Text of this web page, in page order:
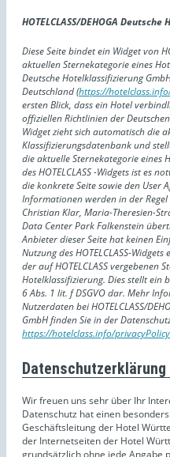
HOTELCLASS/DEHOGA
Diese Seite bindet ein Widget von
aktuellen Sternekategorie eines
Deutsche Hotelklassifizierung
Deutschland (https://
ersten Blick, dass ein Hotel
offiziellen Richtlinien der
Widget zieht sich automatisch die
Klassifizierungsdatenbank und
die aktuelle Sternekategorie eines
des HOTELCLASS -Widgets ist es
die konkrete Seite sowie den User
Informationen werden in der Regel
Christian Klar, Maria-Theresien-
Data Center Park Falkenstein
Anbieter dieser Seite hat keinen
Nutzung des HOTELCLASS-
der auf HOTELCLASS vergebenen
Hotelklassifizierung. Dies stellt ein
6 Abs. 1 lit. f DSGVO dar. Mehr
Nutzerdaten bei HOTELCLASS/
GmbH finden Sie in der
https://hotelclass.info/
Datenschutzerklärung
Wir freuen uns sehr über Ihr
Datenschutz hat einen
Geschäftsleitung der Hotel
der Internetseiten der Hotel
grundsätzlich ohne jede Angabe